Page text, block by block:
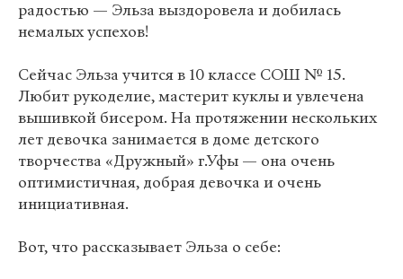
радостью — Эльза выздоровела и добилась
немалых успехов!
Сейчас Эльза учится в 10 классе СОШ № 15.
Любит рукоделие, мастерит куклы и увлечена
вышивкой бисером. На протяжении нескольких
лет девочка занимается в доме детского
творчества «Дружный» г.Уфы — она очень
оптимистичная, добрая девочка и очень
инициативная.
Вот, что рассказывает Эльза о себе: